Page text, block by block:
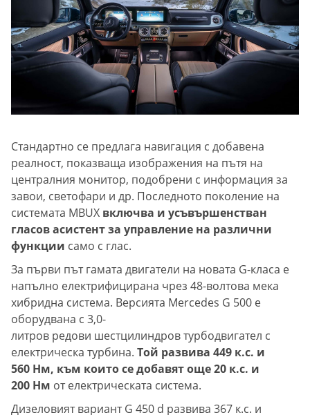
Стандартно се предлага навигация с добавена
реалност, показваща изображения на пътя на
централния монитор, подобрени с информация за
завои, светофари и др. Последното поколение на
системата MBUX включва и усъвършенстван
гласов асистент за управление на различни
функции само с глас.
За първи път гамата двигатели на новата G-класа е
напълно електрифицирана чрез 48-волтова мека
хибридна система. Версията Mercedes G 500 е
оборудвана с 3,0-
литров редови шестцилиндров турбодвигател с
електрическа турбина. Той развива 449 к.с. и
560 Нм, към които се добавят още 20 к.с. и
200 Нм от електрическата система.
Дизеловият вариант G 450 d развива 367 к.с. и